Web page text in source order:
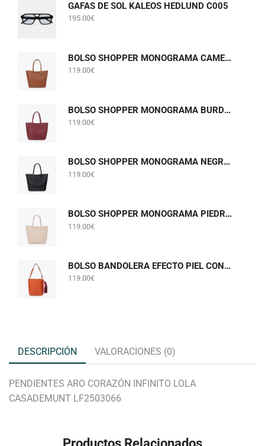
GAFAS DE SOL KALEOS HEDLUND C005
195.00€
BOLSO SHOPPER MONOGRAMA CAMEL LOLA CASADEMUNT LF2604075
119.00€
BOLSO SHOPPER MONOGRAMA BURDEOS LOLA CASADEMUNT LF2604075
119.00€
BOLSO SHOPPER MONOGRAMA NEGRO LOLA CASADEMUNT LF2604075
119.00€
BOLSO SHOPPER MONOGRAMA PIEDRA GRIS PERLADO LOLA CASADEMUNT LF2604075
119.00€
BOLSO BANDOLERA EFECTO PIEL CON POMPONES NARANJA LOLA CASADEMUNT LF2604058
119.00€
DESCRIPCIÓN VALORACIONES (0)
PENDIENTES ARO CORAZÓN INFINITO LOLA
CASADEMUNT LF2503066